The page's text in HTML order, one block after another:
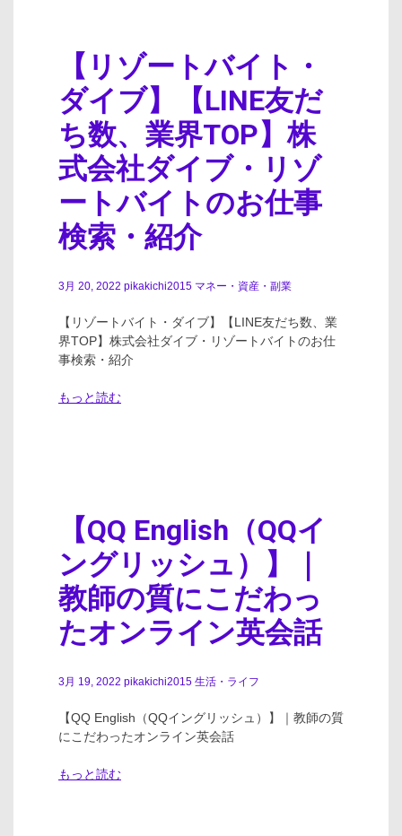
【リゾートバイト・
ダイブ】【LINE友だ
ち数、業界TOP】株
式会社ダイブ・リゾ
ートバイトのお仕事
検索・紹介
3月 20, 2022 pikakichi2015 マネー・資産・副業
【リゾートバイト・ダイブ】【LINE友だち数、業
界TOP】株式会社ダイブ・リゾートバイトのお仕
事検索・紹介
もっと読む
【QQ English（QQイ
ングリッシュ）】｜
教師の質にこだわっ
たオンライン英会話
3月 19, 2022 pikakichi2015 生活・ライフ
【QQ English（QQイングリッシュ）】｜教師の質
にこだわったオンライン英会話
もっと読む